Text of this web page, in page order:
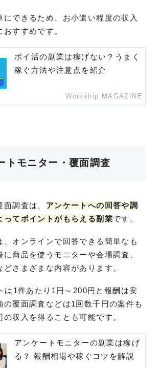
にできるため、お小遣い程度の収入
すすめです。
ポイ活の副業は稼げない？うまく
稼ぐ方法や注意点を紹介
Workship MAGAZINE
トモニター・覆面調査
調査は、 アンケートへの回答や調
ってポイントがもらえる副業です。
、オンラインで回答できる簡単なも
に商品を使うモニターや会場調査、
どさまざまな内容があります。
は1件あたり1円～200円と報酬は安
の覆面調査などは1回数千円の案件も
の収入を得ることも可能です。
アンケートモニターの副業は稼げ
る？ 報酬相場や稼ぐコツを解説